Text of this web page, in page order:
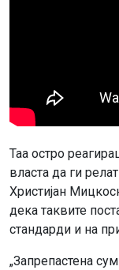
Таа остро
власта да ги
Христијан
дека таквите
стандарди и на
„Запрепастена